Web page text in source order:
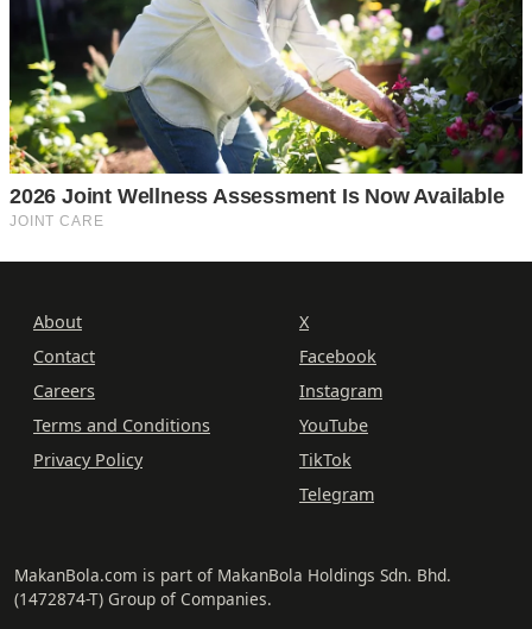
About
Contact
Careers
Terms and Conditions
Privacy Policy
X
Facebook
Instagram
YouTube
TikTok
Telegram
MakanBola.com is part of MakanBola Holdings Sdn. Bhd.
(1472874-T) Group of Companies.